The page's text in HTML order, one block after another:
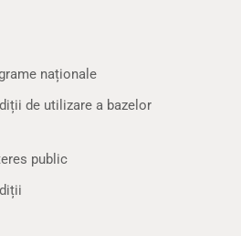
naționale
de utilizare a bazelor
public